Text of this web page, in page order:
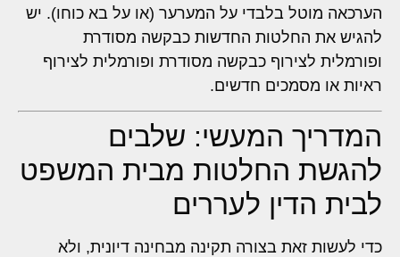
הערכאה מוטל בלבדי על המערער (או על בא כוחו). יש
להגיש את החלטות החדשות כבקשה מסודרת
ופורמלית לצירוף כבקשה מסודרת ופורמלית לצירוף
ראיות או מסמכים חדשים.
המדריך המעשי: שלבים
להגשת החלטות מבית המשפט
לבית הדין לעררים
כדי לעשות זאת בצורה תקינה מבחינה דיונית, ולא